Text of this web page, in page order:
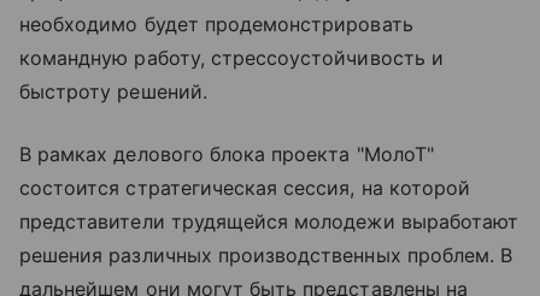
необходимо будет продемонстрировать
командную работу, стрессоустойчивость и
быстроту решений.
В рамках делового блока проекта "МолоТ"
состоится стратегическая сессия, на которой
представители трудящейся молодежи выработают
решения различных производственных проблем. В
дальнейшем они могут быть представлены на